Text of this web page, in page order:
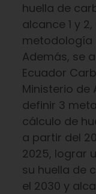
huella de
alcance 1 y
metodología
Además, se
Ecuador
Ministerio de
definir 3
cálculo de
a partir del
2025, lograr
su huella de
el 2030 y